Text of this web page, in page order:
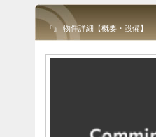
『』 物件詳細【概要・設備】